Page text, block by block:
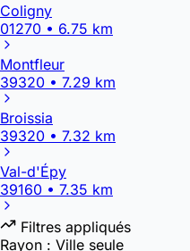
Coligny
01270 • 6.75 km
Montfleur
39320 • 7.29 km
Broissia
39320 • 7.32 km
Val-d'Épy
39160 • 7.35 km
Filtres appliqués
Rayon : Ville seule